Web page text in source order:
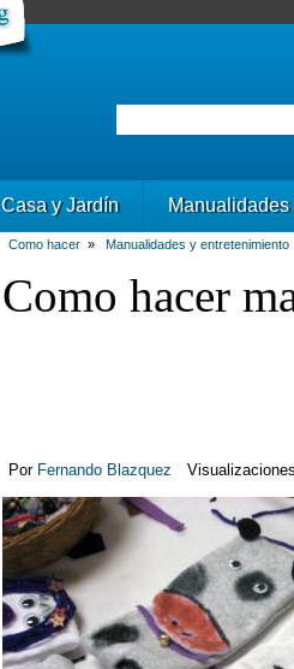
Casa y Jardín Manualidades
Como hacer » Manualidades y entretenimiento
Como hacer
Por Fernando Blazquez